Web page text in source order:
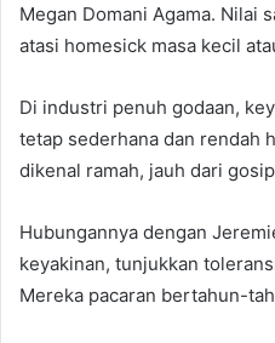
Megan Domani Agama. Nilai
atasi homesick masa kecil
Di industri penuh godaan,
tetap sederhana dan rendah
dikenal ramah, jauh dari
Hubungannya dengan
keyakinan, tunjukkan
Mereka pacaran bertahun-